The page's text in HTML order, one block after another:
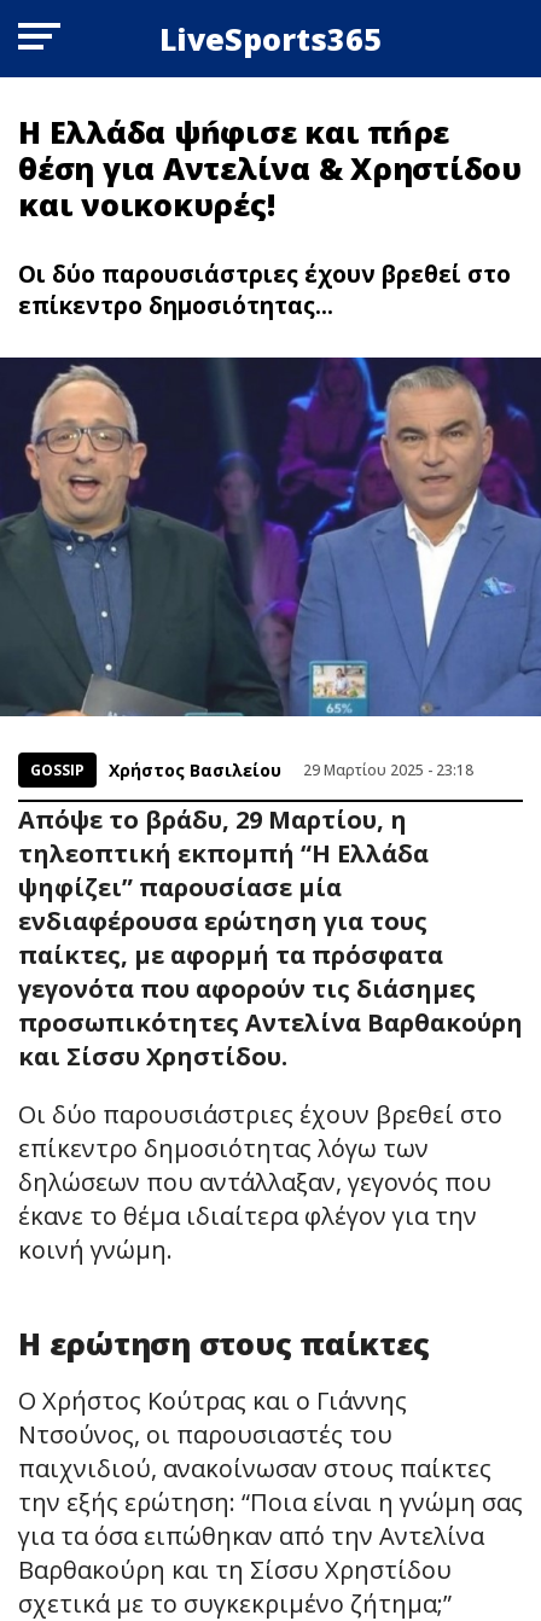
LiveSports365
H Ελλάδα ψńφισε και πńρε
θέση για Αντελίνα & Χρηστίδου
και νοικοκυρές!
Οι δύο παρουσιάστριες έχουν βρεθεί στο
επίκεντρο δημοσιότητας...
GOSSIP Χρήστος Βασιλείου 29 Μαρτίου 2025 - 23:18
Απόψε το βράδυ, 29 Μαρτίου, η
τηλεοπτική εκπομπή “Η Ελλάδα
ψηφίζει” παρουσίασε μία
ενδιαφέρουσα ερώτηση για τους
παίκτες, με αφορμή τα πρόσφατα
γεγονότα που αφορούν τις διάσημες
προσωπικότητες Αντελίνα Βαρθακούρη
και Σίσσυ Χρηστίδου.
Οι δύο παρουσιάστριες έχουν βρεθεί στο
επίκεντρο δημοσιότητας λόγω των
δηλώσεων που αντάλλαξαν, γεγονός που
έκανε το θέμα ιδιαίτερα φλέγον για την
κοινή γνώμη.
Η ερώτηση στους παίκτες
Ο Χρήστος Κούτρας και ο Γιάννης
Ντσούνος, οι παρουσιαστές του
παιχνιδιού, ανακοίνωσαν στους παίκτες
την εξής ερώτηση: “Ποια είναι η γνώμη σας
για τα όσα ειπώθηκαν από την Αντελίνα
Βαρθακούρη και τη Σίσσυ Χρηστίδου
σχετικά με το συγκεκριμένο ζήτημα;”